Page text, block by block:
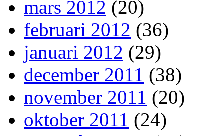
mars 2012 (20)
februari 2012 (36)
januari 2012 (29)
december 2011 (38)
november 2011 (20)
oktober 2011 (24)